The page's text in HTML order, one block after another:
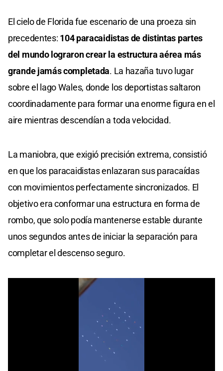
El cielo de Florida fue escenario de una proeza sin
precedentes: 104 paracaidistas de distintas partes
del mundo lograron crear la estructura aérea más
grande jamás completada. La hazaña tuvo lugar
sobre el lago Wales, donde los deportistas saltaron
coordinadamente para formar una enorme figura en el
aire mientras descendían a toda velocidad.
La maniobra, que exigió precisión extrema, consistió
en que los paracaidistas enlazaran sus paracaídas
con movimientos perfectamente sincronizados. El
objetivo era conformar una estructura en forma de
rombo, que solo podía mantenerse estable durante
unos segundos antes de iniciar la separación para
completar el descenso seguro.